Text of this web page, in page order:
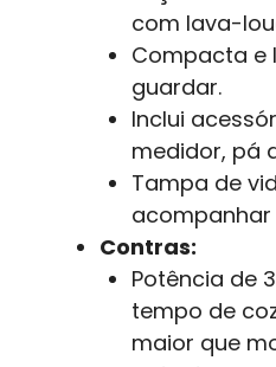
com lava-
Compacta e
guardar.
Inclui
medidor, pá
Tampa de
Contras:
Potência de
tempo de
maior que